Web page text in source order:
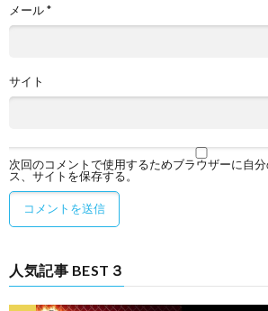
メール*
サイト
次回のコメントで使用するためブラウザーに自
ス、サイトを保存する。
人気記事 BEST３